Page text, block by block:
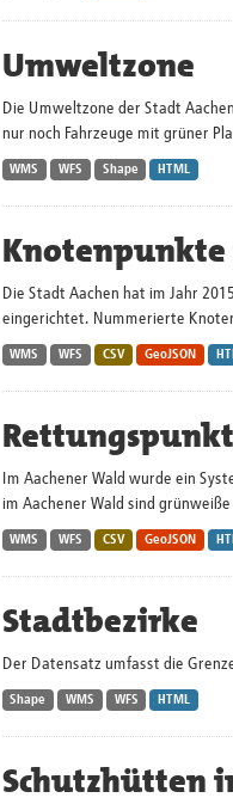
Umweltzone
Die Umweltzone der Stadt
nur noch Fahrzeuge mit grüner
WMS WFS Shape HTML
Knotenpunkte
Die Stadt Aachen hat im Jahr
eingerichtet. Nummerierte
WMS WFS CSV GeoJSON
Im Aachener Wald wurde ein
im Aachener Wald sind
WMS WFS CSV GeoJSON
Stadtbezirke
Der Datensatz umfasst die
Shape WMS WFS HTML
Schutzhütten